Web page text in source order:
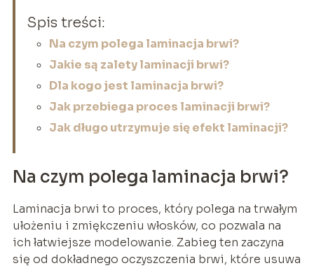
Spis treści:
Na czym polega laminacja brwi?
Jakie są zalety laminacji brwi?
Dla kogo jest laminacja brwi?
Jak przebiega proces laminacji brwi?
Jak długo utrzymuje się efekt laminacji?
Na czym polega laminacja brwi?
Laminacja brwi to proces, który polega na trwałym
ułożeniu i zmiękczeniu włosków, co pozwala na
ich łatwiejsze modelowanie. Zabieg ten zaczyna
się od dokładnego oczyszczenia brwi, które usuwa